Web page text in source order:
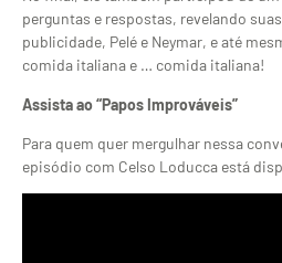
perguntas e respostas, revelando
publicidade, Pelé e Neymar, e até
comida italiana e … comida italiana!
Assista ao “Papos Improváveis”
Para quem quer mergulhar nessa
episódio com Celso Loducca está